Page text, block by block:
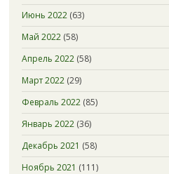
Июнь 2022(63)
Май 2022(58)
Апрель 2022(58)
Март 2022(29)
Февраль 2022(85)
Январь 2022(36)
Декабрь 2021 (58)
Ноябрь 2021 (111)